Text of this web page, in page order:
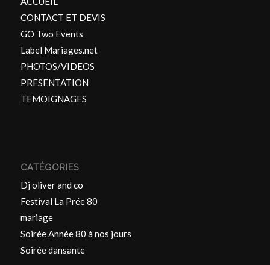
CONTACT ET DEVIS
GO Two Events
Label Mariages.net
PHOTOS/VIDEOS
PRESENTATION
TEMOIGNAGES
CATÉGORIES
Dj oliver and co
Festival La Prée 80
mariage
Soirée Année 80 à nos jours
Soirée dansante